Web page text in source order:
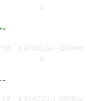
b
101 DD7A0264-KSKwe
b